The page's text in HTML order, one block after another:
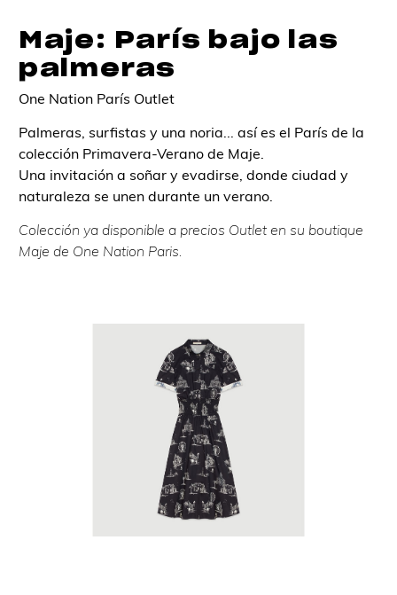
Maje: París bajo las
palmeras
One Nation París Outlet
Palmeras, surfistas y una noria... así es el París de la
colección Primavera-Verano de Maje.
Una invitación a soñar y evadirse, donde ciudad y
naturaleza se unen durante un verano.
Colección ya disponible a precios Outlet en su boutique
Maje de One Nation Paris.